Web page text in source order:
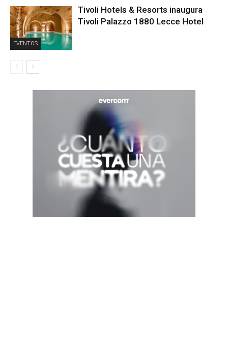
EVENTOS
Tivoli Hotels & Resorts inaugura
Tivoli Palazzo 1880 Lecce Hotel